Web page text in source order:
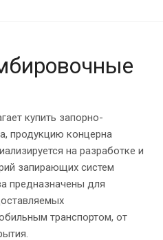
купить запорно-
продукцию концерна
на разработке и
запирающих систем
предназначены для
транспортом, от